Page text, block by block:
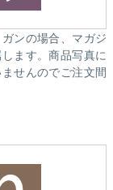
ンの場合、マガジ
ます。商品写真に
せんのでご注文間